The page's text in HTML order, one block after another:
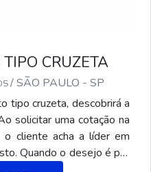
CRUZETA
/ SÃO PAULO - SP
tipo cruzeta, descobrirá a
solicitar uma cotação na
o cliente acha a líder em
Quando o desejo é por